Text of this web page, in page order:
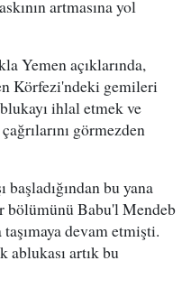
artmasına yol
Yemen açıklarında,
Körfezi'ndeki gemileri
ihlal etmek ve
görmezden
bu yana
bölümünü Babu'l Mendeb
devam etmişti.
artık bu